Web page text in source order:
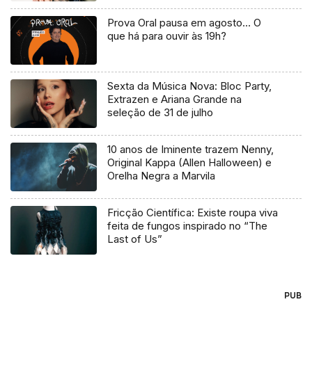
Prova Oral pausa em agosto… O
que há para ouvir às 19h?
Sexta da Música Nova: Bloc Party,
Extrazen e Ariana Grande na
seleção de 31 de julho
10 anos de Iminente trazem Nenny,
Original Kappa (Allen Halloween) e
Orelha Negra a Marvila
Fricção Científica: Existe roupa viva
feita de fungos inspirado no “The
Last of Us”
PUB